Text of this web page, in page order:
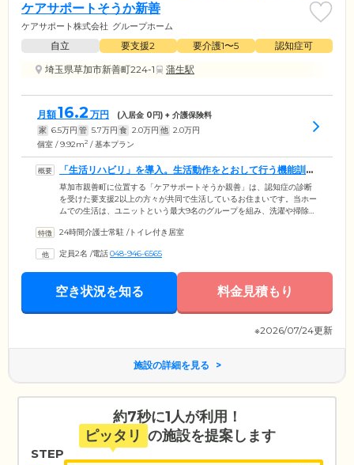
ケアサポートそうか新善
ケアサポート株式会社 グループホーム
自立 要支援2 要介護1〜5
認知症可
埼玉県草加市新善町224-1
蒲生駅
月額16.2 万円 (入居金 0円) + 介護保険料
家 6.5万円 管 5.7万円 食 2.0万円 他 2.0万円
個室 / 9.92m2 / 基本プラン
「生活リハビリ」を導入。生活動作をとおして行う機能訓練
です
草加市親善町に位置する「ケアサポートそうか親善」は、認知症の診断
を受けた要支援2以上の方々が共同で生活しているお住まいです。当ホー
ムでの生活は、ユニットという最大9名のグループを組み、洗濯や掃除な
す。このように生活動作を機能訓練としてとらえる「生活リハビリ」を
持・向上を目指しています。また、共同生活のなかで、ほかのご入居者
様と協力することにやりがいを感じる方が多く、日常生活の意欲向上に
24時間介護士常駐 /トイレ付き居室
定員2名 /電話048-946-6565
空き状況を知る 料金見積もり
※2026/07/24更新
施設の詳細を見る
約7秒に1人が利用！
ピッタリ の施設を提案します
STEP